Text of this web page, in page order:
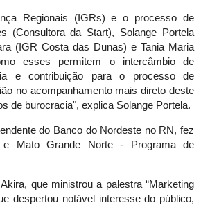
Regionais (IGRs) e o processo de
(Consultora da Start), Solange Portela
(IGR Costa das Dunas) e Tania Maria
esses permitem o intercâmbio de
e contribuição para o processo de
no acompanhamento mais direto deste
de burocracia", explica Solange Portela.
do Banco do Nordeste no RN, fez
Mato Grande Norte - Programa de
que ministrou a palestra “Marketing
despertou notável interesse do público,